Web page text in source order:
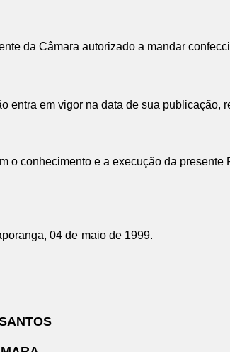
da Câmara autorizado a mandar
entra em vigor na data de sua publicação,
o conhecimento e a execução da
04 de maio de 1999.